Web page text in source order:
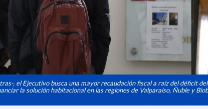
, el Ejecutivo busca una mayor recaudación fiscal a raíz del déficit
la solución habitacional en las regiones de Valparaíso, Ñuble y